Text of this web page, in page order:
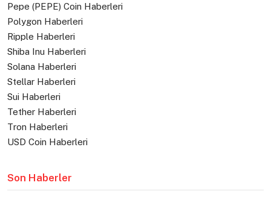
Pepe (PEPE) Coin Haberleri
Polygon Haberleri
Ripple Haberleri
Shiba Inu Haberleri
Solana Haberleri
Stellar Haberleri
Sui Haberleri
Tether Haberleri
Tron Haberleri
USD Coin Haberleri
Son Haberler